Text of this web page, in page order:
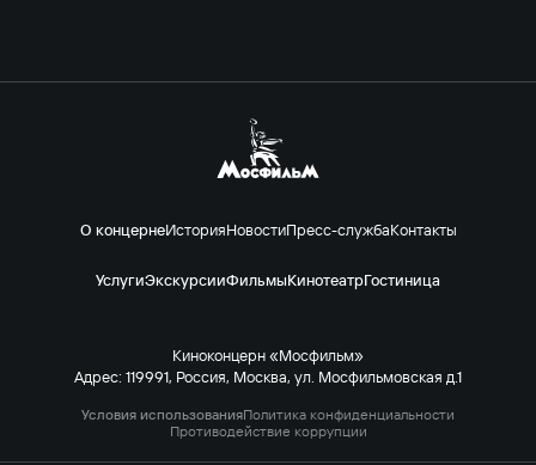
О концернеИсторияНовостиПресс-службаКонтакты
УслугиЭкскурсииФильмыКинотеатрГостиница
Киноконцерн «Мосфильм»
Адрес: 119991, Россия, Москва, ул. Мосфильмовская д.1
Условия использованияПолитика конфиденциальности
Противодействие коррупции